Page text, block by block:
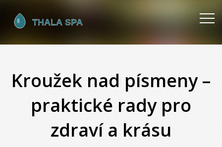
Kroužek nad písmeny –
praktické rady pro
zdraví a krásu